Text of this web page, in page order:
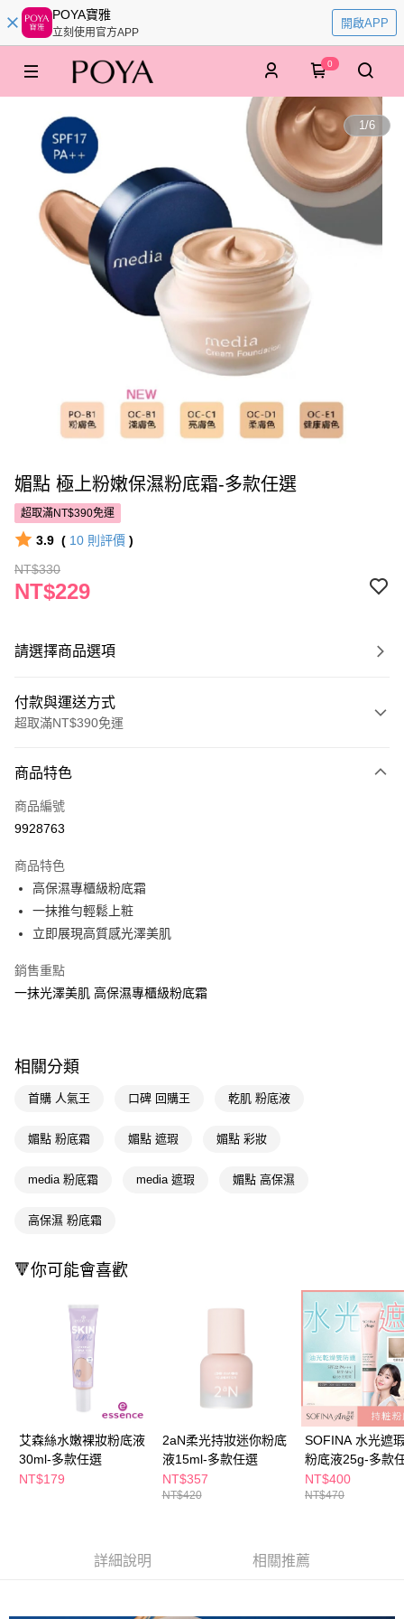
POYA寶雅
立刻使用官方APP
開啟APP
0
1/6
媚點 極上粉嫩保濕粉底霜-多款任選
超取滿NT$390免運
3.9 ( 10 則評價 )
NT$330
NT$229
請選擇商品選項
付款與運送方式
超取滿NT$390免運
POYA支付
信用卡一次付款
LINE Pay
Apple Pay
悠遊付
相關說明
【關於「AFTEE先享後付」】
１．簡單：不需註冊會員、不需綁卡、不需儲值。
３．安心：先確認商品／服務後，再付款。
１．於結帳方式選擇「AFTEE先享後付」後，將跳轉至「AFTEE先享後付」
３．收到繳費通知簡訊後14天內，點擊此簡訊中的連結，可透過四大超商／
ATM／網路銀行／等多元方式進行付款，方視為交易完成。
※ 請注意：結帳手續完成當下不需立刻繳費，但若您需要取消訂單，請聯絡
購買商品的店家。未經商家同意取消之訂單仍視為有效，需透過AFTEE先享
後付繳納相關費用。
※ 交易是否成功請以「AFTEE先享後付 」之結帳頁面顯示為準，若有關於
是否繳費成功／繳費後需取消欲退款等相關疑問，請聯繫「AFTEE先享後付
客戶支援中心」
https://netprotections.freshdesk.com/support/home
１．透過由恩沛科技股份有限公司提供之「AFTEE先享後付」服務完成之交
易，需依本服務之必要範圍內提供個人資料，並將交易相關給付款項請求債
權轉讓予恩沛科技股份有限公司。
２．關於個人資料處理事宜，請瀏覽以下網址：
https://aftee.tw/terms/#terms3
４．使用「AFTEE先享後付」時，將依據個別帳號之用戶狀況，依本公司即
５．嚴禁一人註冊多個帳號或使用他人資訊註冊。若發現惡意使用之情形，
即享券
全家取貨付款
每筆NT$65，滿NT$390(含以上)免運費
每筆NT$65，滿NT$490(含以上)免運費
付款後萊爾富取貨
每筆NT$65，滿NT$490(含以上)免運費
7-11取貨付款
每筆NT$65，滿NT$490(含以上)免運費
付款後7-11取貨
每筆NT$65，滿NT$490(含以上)免運費
每筆NT$100，滿NT$790(含以上)免運費
商品特色
商品編號
9928763
商品特色
高保濕專櫃級粉底霜
一抹推勻輕鬆上粧
立即展現高質感光澤美肌
銷售重點
一抹光澤美肌 高保濕專櫃級粉底霜
相關分類
首購 人氣王 口碑 回購王 乾肌 粉底液
媚點 粉底霜 媚點 遮瑕 媚點 彩妝
media 粉底霜 media 遮瑕 媚點 高保濕
高保濕 粉底霜
🔻你可能會喜歡
艾森絲水嫩裸妝粉底液
30ml-多款任選
NT$179
2aN柔光持妝迷你粉底
液15ml-多款任選
NT$357
NT$420
SOFINA 水光遮
粉底液25g-多款
NT$400
NT$470
詳細說明 相關推薦